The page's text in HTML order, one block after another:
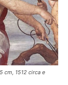
cm, 1512 circa e